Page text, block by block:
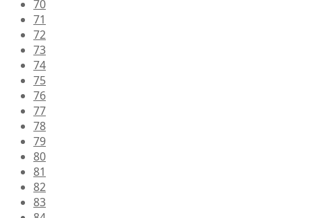
70
71
72
73
74
75
76
77
78
79
80
81
82
83